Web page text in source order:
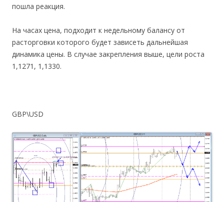
пошла реакция.
На часах цена, подходит к недельному балансу от
расторговки которого будет зависеть дальнейшая
динамика цены. В случае закрепления выше, цели роста
1,1271, 1,1330.
GBP\USD